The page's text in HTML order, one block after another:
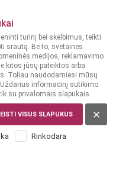
turinį bei skelbimus, teikti
srautą. Be to, svetainės
medijos, reklamavimo
kitos jūsų pateiktos arba
Toliau naudodamiesi mūsų
informacinį sutikimo
su privalomais slapukais.
VISUS SLAPUKUS
Rinkodara
7YO 0,7 L